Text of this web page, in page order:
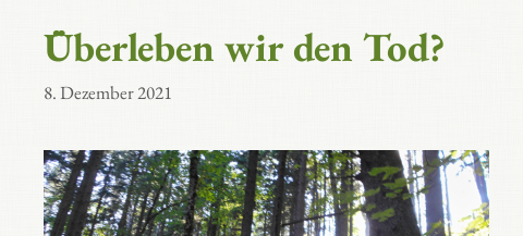
Überleben wir den Tod?
8. Dezember 2021